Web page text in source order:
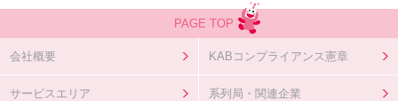
PAGE TOP
会社概要 KABコンプライアンス憲章
サービスエリア 系列局・関連企業